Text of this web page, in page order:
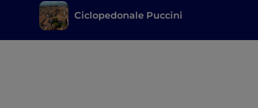
Ciclopedonale Puccini